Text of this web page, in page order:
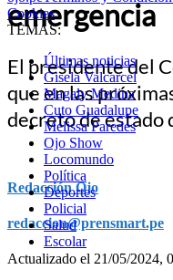
Cookies
TEMAS:
Últimas noticias
Gisela Valcarcel
Magaly Medina
Cuto Guadalupe
Melissa Paredes
Ojo Show
Locomundo
Política
Deportes
Policial
Salud
Escolar
emergencia
El presidente del
que en las
decreto de estado
Redacción Ojo
redaccion@prensmart.pe
Actualizado el 21/05/2024,